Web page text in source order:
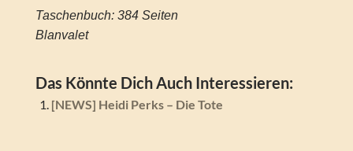
Taschenbuch: 384 Seiten
Blanvalet
Das Könnte Dich Auch Interessieren:
[NEWS] Heidi Perks – Die Tote